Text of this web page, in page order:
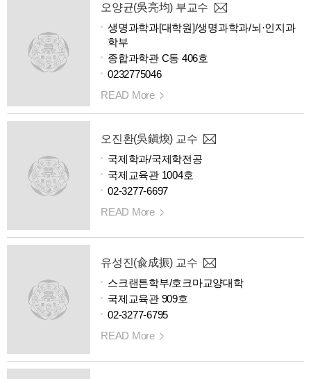
오양균(吳亮均) 부교수
생명과학과[대학원]/생명과학과/뇌·인지과
학부
종합과학관 C동 406호
0232775046
READ More
오진환(吳鎭煥) 교수
국제학과/국제학전공
국제교육관 1004호
02-3277-6697
READ More
유성진(兪成振) 교수
스크랜튼학부/호크마교양대학
국제교육관 909호
02-3277-6795
READ More